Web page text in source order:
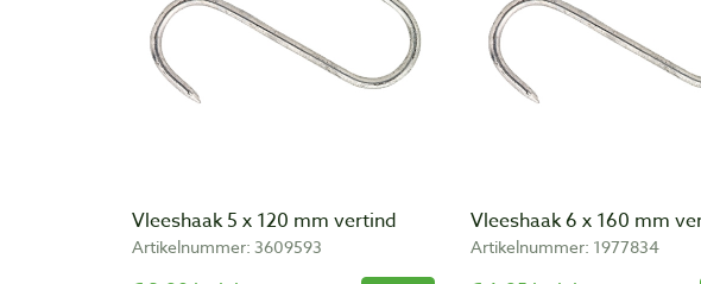
Vleeshaak 5 x 120 mm vertind
Artikelnummer: 3609593
Vleeshaak 6 x 160 mm
Artikelnummer: 1977834